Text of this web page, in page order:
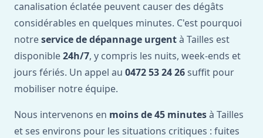
canalisation éclatée peuvent causer des dégâts
considérables en quelques minutes. C'est pourquoi
notreservice de dépannage urgentà Tailles est
disponible24h/7, y compris les nuits, week-ends et
jours fériés. Un appel au 0472 53 24 26 suffit pour
mobiliser notre équipe.
Nous intervenons en moins de 45 minutesà Tailles
et ses environs pour les situations critiques : fuites